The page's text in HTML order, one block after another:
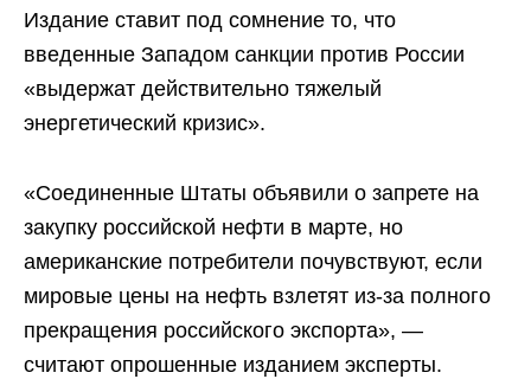
Издание ставит под сомнение то, что
введенные Западом санкции против России
«выдержат действительно тяжелый
энергетический кризис».
«Соединенные Штаты объявили о запрете на
закупку российской нефти в марте, но
американские потребители почувствуют, если
мировые цены на нефть взлетят из-за полного
прекращения российского экспорта», —
считают опрошенные изданием эксперты.